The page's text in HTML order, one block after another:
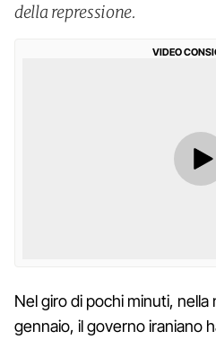
della repressione.
VIDEO
Nel giro di pochi minuti, nella
gennaio, il governo iraniano